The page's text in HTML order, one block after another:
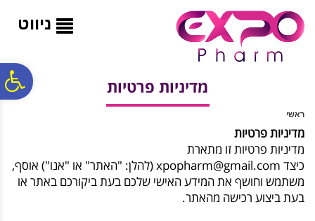
ניווט
מדיניות פרטיות
ראשי
מדיניות פרטיות
מדיניות פרטיות זו מתארת
כיצד xpopharm@gmail.com (להלן: "האתר" או "אנו") אוסף,
משתמש וחושף את המידע האישי שלכם בעת ביקורכם באתר או
בעת ביצוע רכישה מהאתר.